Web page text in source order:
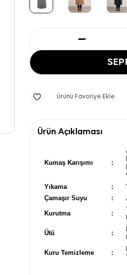
Ürünü Favoriye Ekle
Ürün Açıklaması
Kumaş Karışımı :
Yıkama
:
Çamaşır Suyu
:
Kurutma :
Ütü :
Kuru Temizleme :